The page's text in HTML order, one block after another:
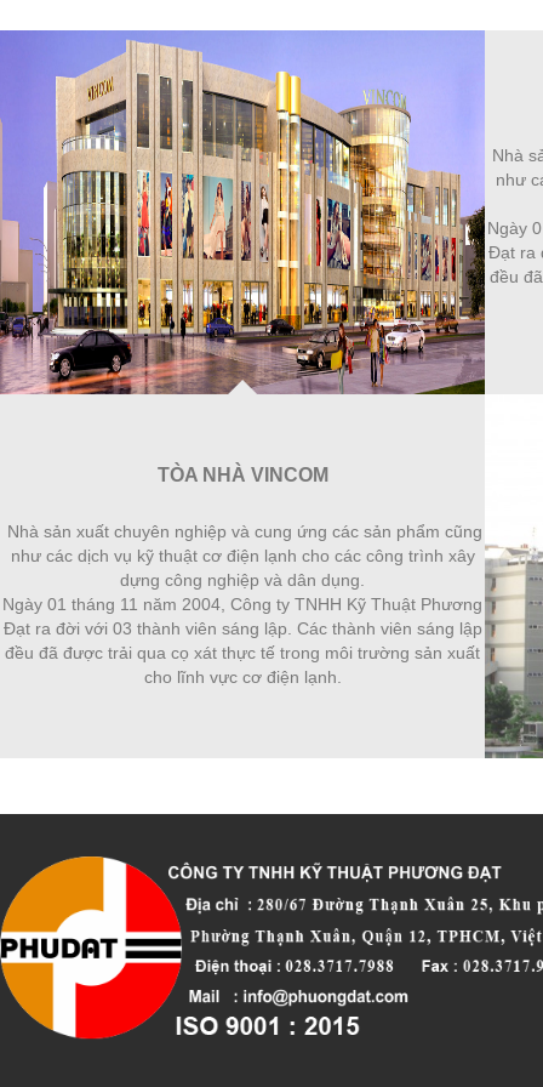
TÒA NHÀ VINCOM
Nhà sản xuất chuyên nghiệp và cung ứng các sản phẩm cũng
như các dịch vụ kỹ thuật cơ điện lạnh cho các công trình xây
dựng công nghiệp và dân dụng.
Ngày 01 tháng 11 năm 2004, Công ty TNHH Kỹ Thuật Phương
Đạt ra đời với 03 thành viên sáng lập. Các thành viên sáng lập
đều đã được trải qua cọ xát thực tế trong môi trường sản xuất
cho lĩnh vực cơ điện lạnh.
Nhà
như
Ngày
Đạt ra
đều